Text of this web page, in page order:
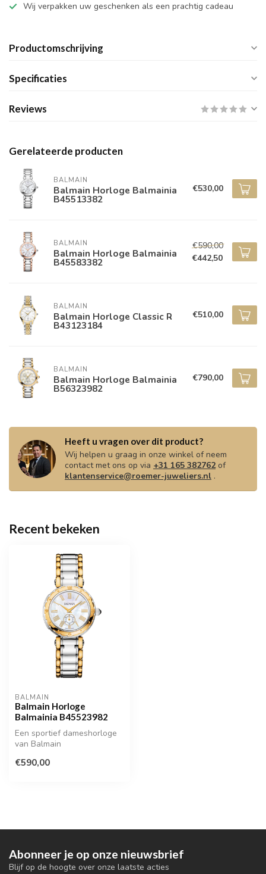
Wij verpakken uw geschenken als een prachtig cadeau
Productomschrijving
Specificaties
Reviews
Gerelateerde producten
BALMAIN
Balmain Horloge Balmainia
B45513382
€530,00
BALMAIN
Balmain Horloge Balmainia
B45583382
€590,00
€442,50
BALMAIN
Balmain Horloge Classic R
B43123184
€510,00
BALMAIN
Balmain Horloge Balmainia
B56323982
€790,00
Heeft u vragen over dit product?
Wij helpen u graag in onze winkel of neem
contact met ons op via +31 165 382762of
klantenservice@roemer-juweliers.nl .
Recent bekeken
BALMAIN
Balmain Horloge
Balmainia B45523982
Een sportief dameshorloge
van Balmain
€590,00
Abonneer je op onze nieuwsbrief
Blijf op de hoogte over onze laatste acties